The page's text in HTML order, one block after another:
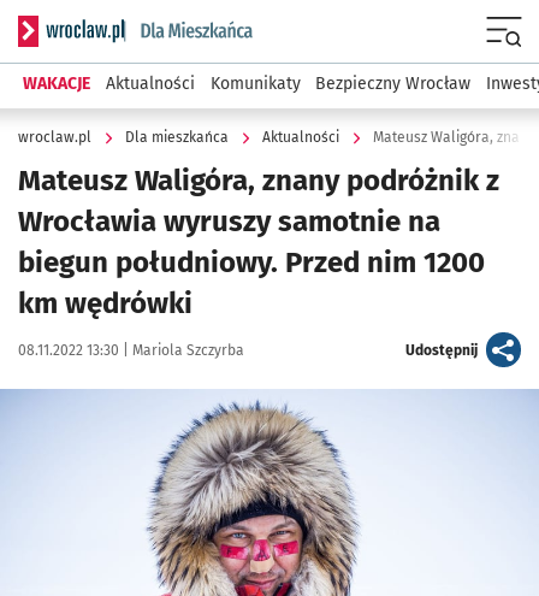
Serwis informacyjny wroclaw.pl podserwis: Dla mieszkańca
WAKACJE Aktualności Komunikaty Bezpieczny Wrocław
wroclaw.pl Dla mieszkańca Aktualności
Mateusz Waligóra, znany podróżnik z
Wrocławia wyruszy samotnie na
biegun południowy. Przed nim 1200
km wędrówki
Data publikacji:
08.11.2022 13:30 | Autor:
Mariola Szczyrba Udostępnijartykuł
Kliknij, aby zobaczyć galerię